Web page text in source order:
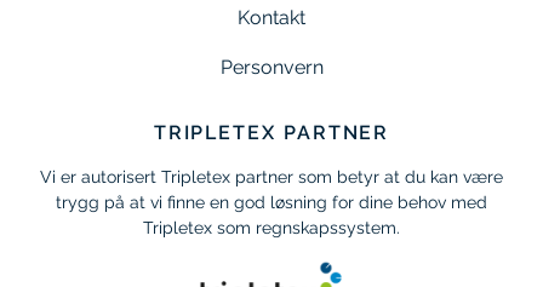
Kontakt
Personvern
TRIPLETEX PARTNER
Vi er autorisert Tripletex partner som betyr at du kan være
trygg på at vi finne en god løsning for dine behov med
Tripletex som regnskapssystem.